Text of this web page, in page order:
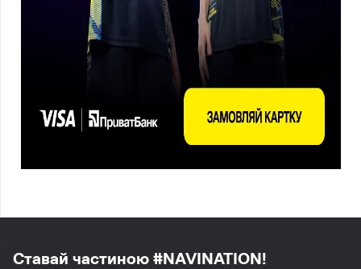
Ставай частиною #NAVINATION!